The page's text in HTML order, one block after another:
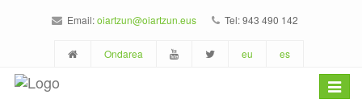
Email:oiartzun@oiartzun.eus Tel: 943 490 142
Ondarea eu es
Toggle